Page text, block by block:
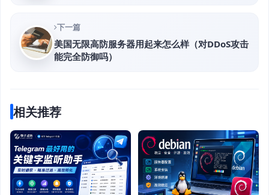
下一篇
美国无限高防服务器用起来怎么样（对DDoS攻击
能完全防御吗）
相关推荐